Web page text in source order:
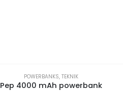
POWERBANKS, TEKNIK
Pep 4000 mAh powerbank